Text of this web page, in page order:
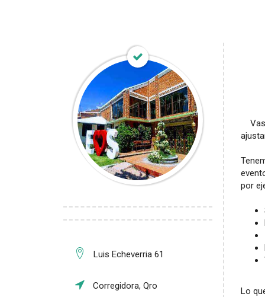
Luis Echeverria 61
Corregidora, Qro
Vas
por
Lo